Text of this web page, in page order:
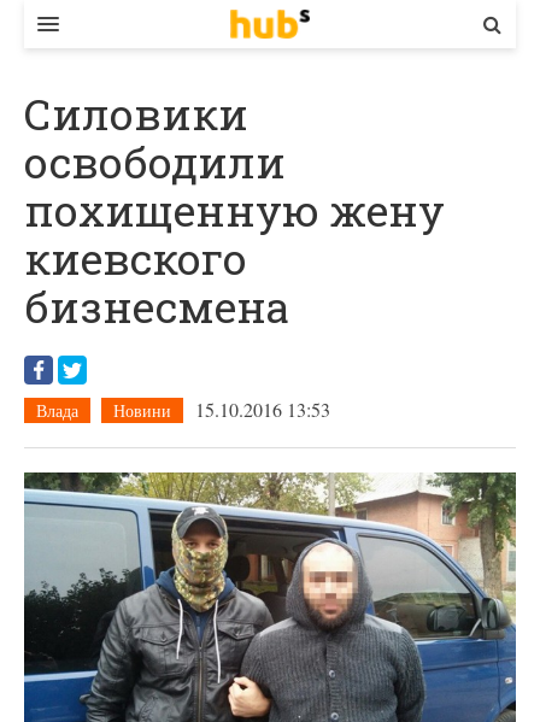
ЕКОНОМІКА
БІЗНЕС
СТАРТЕР
КОНТАКТИ
Силовики
освободили
похищенную жену
киевского
бизнесмена
Влада Новини 15.10.2016 13:53